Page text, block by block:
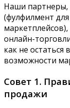
Наши партнеры,
(фулфилмент
онлайн-
как не остаться
возможности
Совет 1.
продажи